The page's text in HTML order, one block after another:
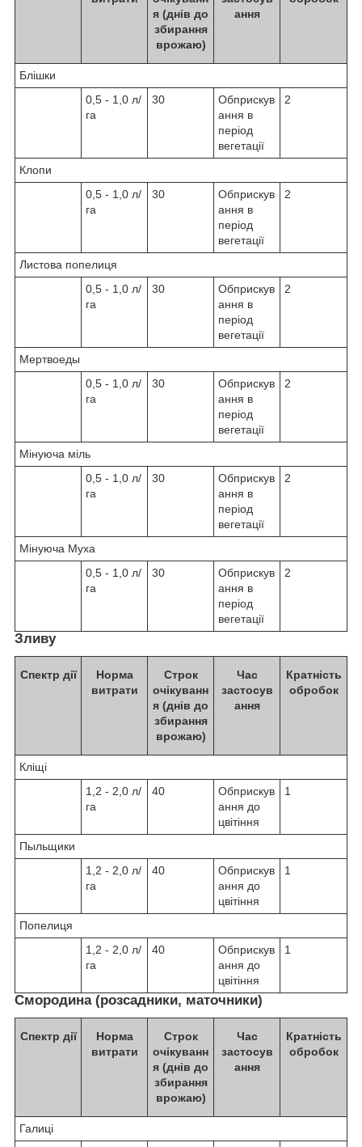
я (днів до
збирання
врожаю)
ання
Блішки
0,5 - 1,0 л/
га
30
Обприскув
ання в
період
вегетації
2
Клопи
0,5 - 1,0 л/
га
30
Обприскув
ання в
період
вегетації
2
Листова попелиця
0,5 - 1,0 л/
га
30
Обприскув
ання в
період
вегетації
2
Мертвоеды
0,5 - 1,0 л/
га
30
Обприскув
ання в
період
вегетації
2
Мінуюча міль
0,5 - 1,0 л/
га
30
Обприскув
ання в
період
вегетації
2
Мінуюча Муха
0,5 - 1,0 л/
га
30
Обприскув
ання в
період
вегетації
2
Зливу
Спектр дії
Норма
витрати
Строк
очікуванн
я (днів до
збирання
врожаю)
Час
застосув
ання
Кратність
обробок
Кліщі
1,2 - 2,0 л/
га
40
Обприскув
ання до
цвітіння
1
Пыльщики
1,2 - 2,0 л/
га
40
Обприскув
ання до
цвітіння
1
Попелиця
1,2 - 2,0 л/
га
40
Обприскув
ання до
цвітіння
1
Смородина (розсадники, маточники)
Спектр дії
Норма
витрати
Строк
очікуванн
я (днів до
збирання
врожаю)
Час
застосув
ання
Кратність
обробок
Галиці